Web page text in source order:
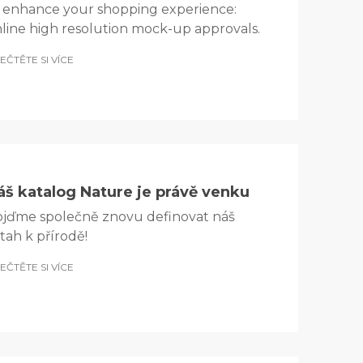
your shopping experience:
high resolution mock-up approvals.
SI VÍCE
katalog Nature je právě venku
společně znovu definovat náš
k přírodě!
SI VÍCE